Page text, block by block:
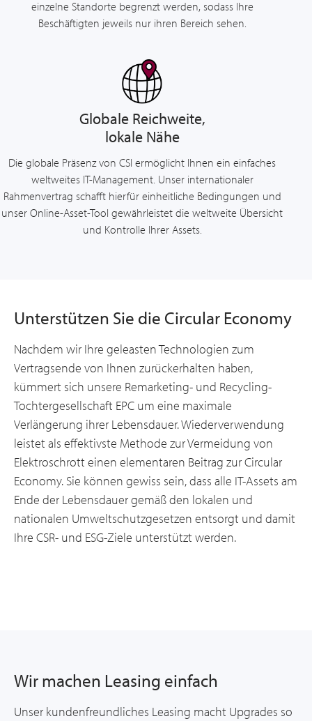
einzelne Standorte begrenzt werden, sodass Ihre
Beschäftigten jeweils nur ihren Bereich sehen.
Globale Reichweite,
lokale Nähe
Die globale Präsenz von CSI ermöglicht Ihnen ein einfaches
weltweites IT-Management. Unser internationaler
Rahmenvertrag schafft hierfür einheitliche Bedingungen und
unser Online-Asset-Tool gewährleistet die weltweite Übersicht
und Kontrolle Ihrer Assets.
Unterstützen Sie die Circular Economy
Nachdem wir Ihre geleasten Technologien zum
Vertragsende von Ihnen zurückerhalten haben,
kümmert sich unsere Remarketing- und Recycling-
Tochtergesellschaft EPC um eine maximale
Verlängerung ihrer Lebensdauer. Wiederverwendung
leistet als effektivste Methode zur Vermeidung von
Elektroschrott einen elementaren Beitrag zur Circular
Economy. Sie können gewiss sein, dass alle IT-Assets am
Ende der Lebensdauer gemäß den lokalen und
nationalen Umweltschutzgesetzen entsorgt und damit
Ihre CSR- und ESG-Ziele unterstützt werden.
Wir machen Leasing einfach
Unser kundenfreundliches Leasing macht Upgrades so